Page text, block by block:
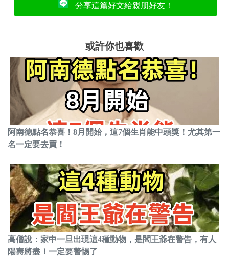
分享這篇好文給親朋好友！
或許你也喜歡
阿南德點名恭喜！8月開始，這7個生肖能中頭獎！尤其第一
名一定要去買！
高僧說：家中一旦出現這4種動物，是閻王爺在警告，有人
陽壽將盡！一定要警惕了